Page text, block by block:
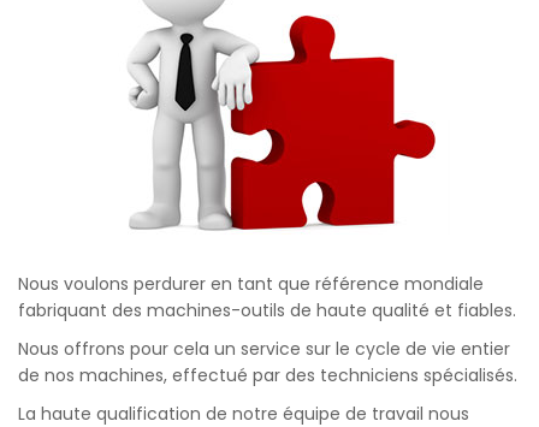
Nous voulons perdurer en tant que référence mondiale
fabriquant des machines-outils de haute qualité et fiables.
Nous offrons pour cela un service sur le cycle de vie entier
de nos machines, effectué par des techniciens spécialisés.
La haute qualification de notre équipe de travail nous